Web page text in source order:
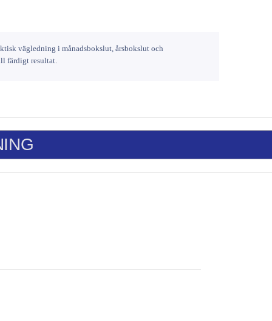
vägledning i månadsbokslut, årsbokslut och
färdigt resultat.